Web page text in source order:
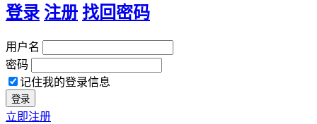
登录 注册 找回密码
用户名
密码
记住我的登录信息
立即注册